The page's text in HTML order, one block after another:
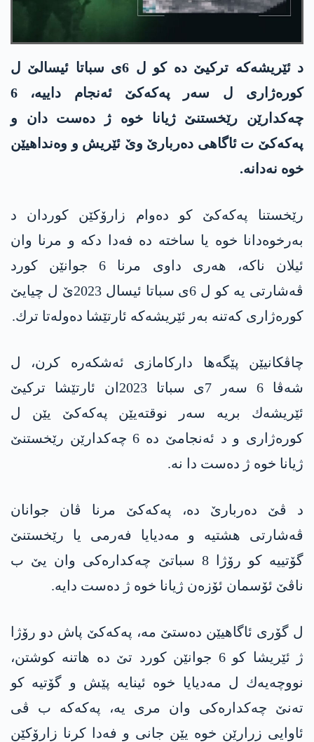
د ئێریشه‌كه‌ تركیێ ده‌ كو ل 6ی سباتا ئیسالێ ل
كوره‌ژاری ل سه‌ر په‌كه‌كێ ئه‌نجام داییه‌، 6
چه‌كدارێن رێخستنێ ژیانا خوه‌ ژ ده‌ست دان و
په‌كه‌كێ ت ئاگاهی ده‌ربارێ وێ ئێریش و وه‌نداهیێن
خوه‌ نه‌دانه‌.
رێخستنا په‌كه‌كێ كو ده‌وام زارۆكێن كوردان د
به‌رخوه‌دانا خوه‌ یا ساخته‌ ده‌ فه‌دا دكه‌ و مرنا وان
ئیلان ناكه‌، هه‌ری داوی مرنا 6 جوانێن كورد
ڤه‌شارتی یه‌ كو ل 6ی سباتا ئیسال 2023ێ ل چیایێ
كوره‌ژاری كه‌تنه‌ به‌ر ئێریشه‌كه‌ ئارتێشا ده‌وله‌تا ترك.
چاڤكانیێن پێگه‌ها داركامازی ئه‌شكه‌ره‌ كرن، ل
شه‌ڤا 6 سه‌ر 7ی سباتا 2023ان ئارتێشا تركیێ
ئێریشه‌ك بریه‌ سه‌ر نوقته‌یێن په‌كه‌كێ یێن ل
كوره‌ژاری و د ئه‌نجامێ ده‌ 6 چه‌كدارێن رێخستنێ
ژیانا خوه‌ ژ ده‌ست دا نه‌.
د ڤێ ده‌ربارێ ده‌، په‌كه‌كێ مرنا ڤان جوانان
ڤه‌شارتی هشتیه‌ و مه‌دیایا فه‌رمی یا رێخستنێ
گۆتییه‌ كو رۆژا 8 سباتێ چه‌كداره‌كی وان یێ ب
ناڤێ ئۆسمان ئۆزه‌ن ژیانا خوه‌ ژ ده‌ست دایه‌.
ل گۆری ئاگاهیێن ده‌ستێ مه‌، په‌كه‌كێ پاش دو رۆژا
ژ ئێریشا كو 6 جوانێن كورد تێ ده‌ هاتنه‌ كوشتن،
نووچه‌یه‌ك ل مه‌دیایا خوه‌ ئینایه‌ پێش و گۆتیه‌ كو
ته‌نێ چه‌كداره‌كی وان مری یه‌، په‌كه‌كه‌ ب ڤی
ئاوایی زرارێن خوه‌ یێن جانی و فه‌دا كرنا زارۆكێن